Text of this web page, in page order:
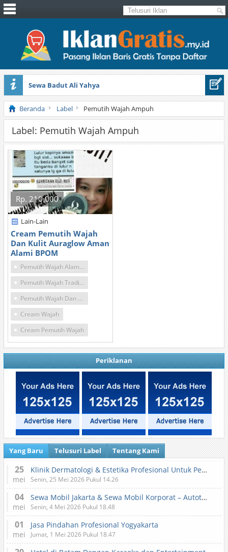
Sewa Badut Ali Yahya
Honda Brio 1.3 E AT CBU 2012 Putih
Beranda Label Pemutih Wajah Ampuh
Label: Pemutih Wajah Ampuh
Rp. 210.000
Lain-Lain
Cream Pemutih Wajah
Dan Kulit Auraglow Aman
Alami BPOM
Pemutih Wajah Alami Dari Buah
Pemutih Wajah Tradisonal
Pemutih Wajah Dan Badan
Cream Wajah
Cream Pemutih Wajah
Periklanan
Yang Baru Telusuri Label Tentang Kami
25
mei
Klinik Dermatologi & Estetika Profesional Untuk Perawatan Kulit dan Kecantikan
Senin, 25 Mei 2026 Pukul 14.26
04
mei
Sewa Mobil Jakarta & Sewa Mobil Korporat – Autotranz Indonesia
Senin, 4 Mei 2026 Pukul 18.48
01
mei
Jasa Pindahan Profesional Yogyakarta
Jumat, 1 Mei 2026 Pukul 18.47